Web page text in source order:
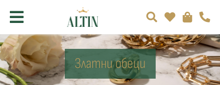
Златни обеци